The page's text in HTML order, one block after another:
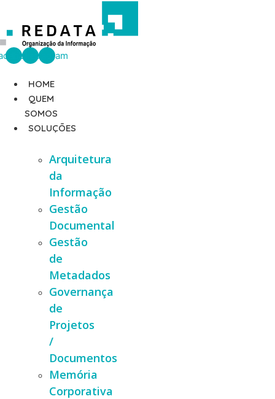
o
conteúdo
LinkedinInstagram
HOME
QUEM
SOMOS
SOLUÇÕES
Arquitetura
da
Informação
Gestão
Documental
Gestão
de
Metadados
Governança
de
Projetos
/
Documentos
Memória
Corporativa